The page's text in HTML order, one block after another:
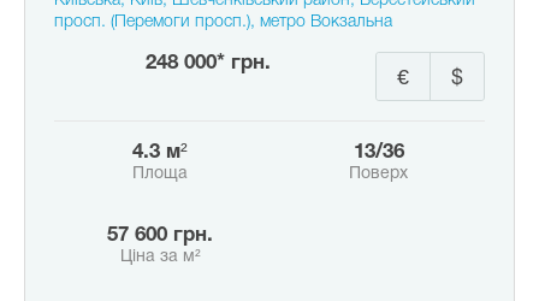
просп. (Перемоги просп.), метро Вокзальна
248 000* грн.
$
€
4.3 м²
Площа
13/36
Поверх
57 600 грн.
Ціна за м²